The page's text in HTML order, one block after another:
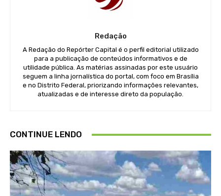
Redação
A Redação do Repórter Capital é o perfil editorial utilizado
para a publicação de conteúdos informativos e de
utilidade pública. As matérias assinadas por este usuário
seguem a linha jornalística do portal, com foco em Brasília
e no Distrito Federal, priorizando informações relevantes,
atualizadas e de interesse direto da população.
CONTINUE LENDO